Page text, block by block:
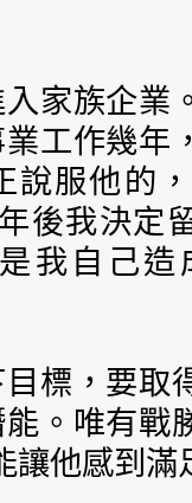
家族企業
工作幾年
說服他的
後我決定
我自己
標，要取
。唯有戰
讓他感到滿